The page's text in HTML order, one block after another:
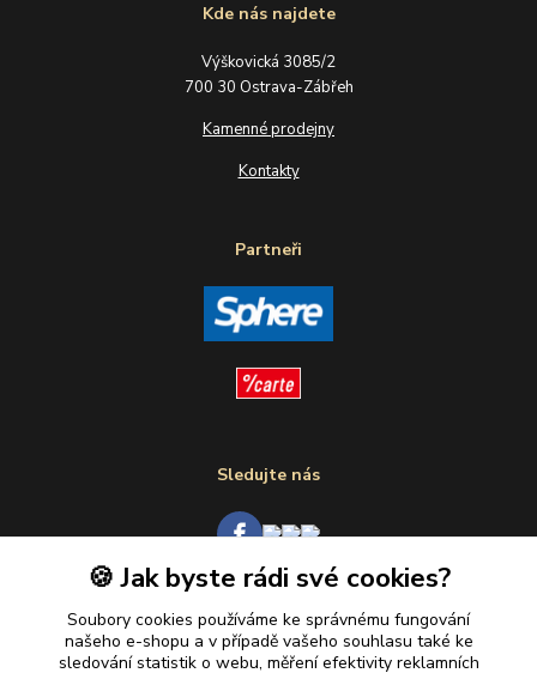
Kde nás najdete
Výškovická 3085/2
700 30 Ostrava-Zábřeh
Kamenné prodejny
Kontakty
Partneři
Sledujte nás
🍪 Jak byste rádi své cookies?
Soubory cookies používáme ke správnému fungování
našeho e-shopu a v případě vašeho souhlasu také ke
sledování statistik o webu, měření efektivity reklamních